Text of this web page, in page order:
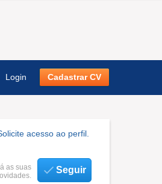
Login Cadastrar CV
acesso ao perfil.
as suas
Seguir